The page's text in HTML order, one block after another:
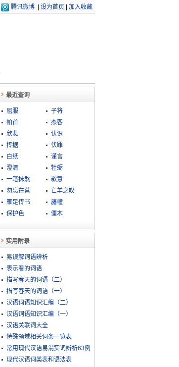
腾讯微博 设为首页 加入收藏
最近查询
屈服
子将
帕首
杰客
欣悲
认识
抟据
伏罪
白纸
谨言
澄清
牡蛎
一笔抹煞
歉意
勿忘在莒
亡羊之叹
雁足传书
旛幢
保护色
僵木
实用附录
易误解词语辨析
表示看的词语
描写春天的词语（二）
描写春天的词语（一）
汉语词语知识汇编（二）
汉语词语知识汇编（一）
汉语关联词大全
特殊领域相关词条一览表
常用现代汉语易混实词辨析63例
现代汉语词类表和语法表